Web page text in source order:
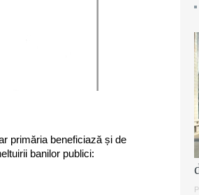
primăria beneficiază și de
banilor publici: